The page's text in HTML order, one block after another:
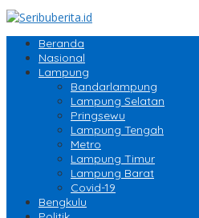
Beranda
Nasional
Lampung
Bandarlampung
Lampung Selatan
Pringsewu
Lampung Tengah
Metro
Lampung Timur
Lampung Barat
Covid-19
Bengkulu